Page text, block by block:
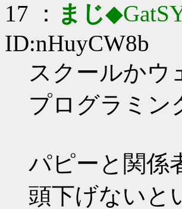
17 ： まじ
ID:nHuyCW8b
スクールかウ
プログラミン
パピーと関係
頭下げないと